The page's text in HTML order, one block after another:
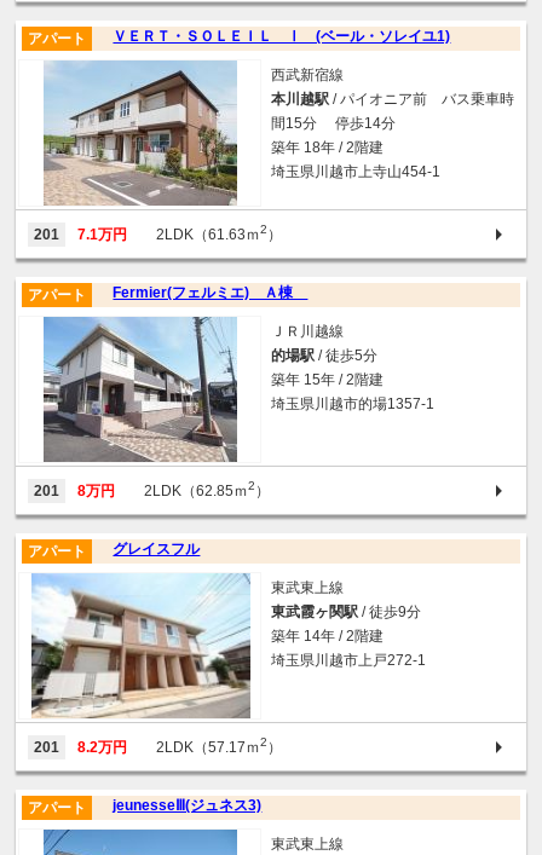
ＶＥＲＴ・ＳＯＬＥＩＬ Ⅰ (ベール・ソレイユ1)
アパート
西武新宿線
本川越駅 / パイオニア前 バス乗車時
間15分 停歩14分
築年 18年 / 2階建
埼玉県川越市上寺山454-1
201 7.1万円 2LDK（61.63ｍ2 ）
Fermier(フェルミエ) Ａ棟
アパート
ＪＲ川越線
的場駅 / 徒歩5分
築年 15年 / 2階建
埼玉県川越市的場1357-1
201 8万円 2LDK（62.85ｍ2 ）
グレイスフル
アパート
東武東上線
東武霞ヶ関駅 / 徒歩9分
築年 14年 / 2階建
埼玉県川越市上戸272-1
201 8.2万円 2LDK（57.17ｍ2 ）
jeunesseⅢ(ジュネス3)
アパート
東武東上線